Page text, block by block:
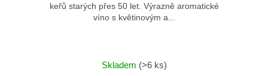
keřů starých přes 50 let. Výrazně aromatické
víno s květinovým a...
Skladem (>6 ks)